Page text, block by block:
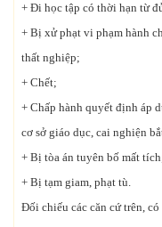
+ Đi học tập có thời hạn từ
+ Bị xử phạt vi phạm hành
thất nghiệp;
+ Chết;
+ Chấp hành quyết định áp
cơ sở giáo dục, cai nghiện
+ Bị tòa án tuyên bố mất
+ Bị tạm giam, phạt tù.
Đối chiếu các căn cứ trên,